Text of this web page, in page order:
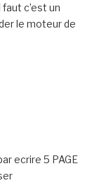
c’est un
le moteur de
ecrire 5 PAGE